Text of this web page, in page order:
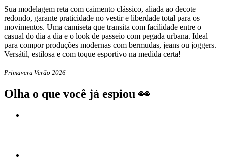
Sua modelagem reta com caimento clássico, aliada ao decote
redondo, garante praticidade no vestir e liberdade total para os
movimentos. Uma camiseta que transita com facilidade entre o
casual do dia a dia e o look de passeio com pegada urbana. Ideal
para compor produções modernas com bermudas, jeans ou joggers.
Versátil, estilosa e com toque esportivo na medida certa!
Primavera Verão 2026
Olha o que você já espiou 👀